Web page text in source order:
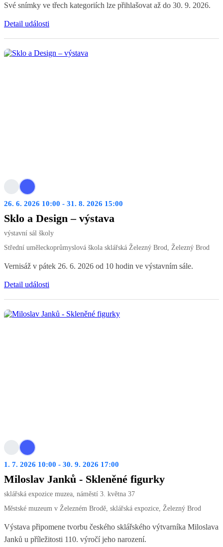
Své snímky ve třech kategoriích lze přihlašovat až do 30. 9. 2026.
Detail události
26. 6. 2026 10:00 - 31. 8. 2026 15:00
Sklo a Design – výstava
výstavní sál školy
Střední uměleckoprůmyslová škola sklářská Železný Brod, Železný Brod
Vernisáž v pátek 26. 6. 2026 od 10 hodin ve výstavním sále.
Detail události
1. 7. 2026 10:00 - 30. 9. 2026 17:00
Miloslav Janků - Skleněné figurky
sklářská expozice muzea, náměstí 3. května 37
Městské muzeum v Železném Brodě, sklářská expozice, Železný Brod
Výstava připomene tvorbu českého sklářského výtvarníka Miloslava
Janků u příležitosti 110. výročí jeho narození.